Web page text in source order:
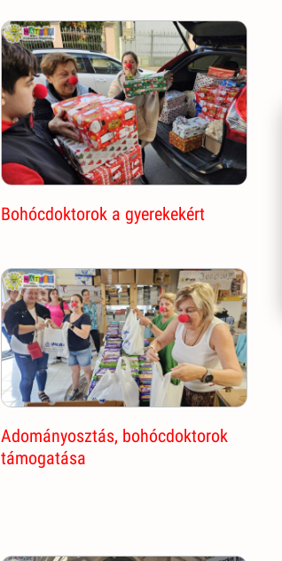
Bohócdoktorok a gyerekekért
Adományosztás, bohócdoktorok
támogatása